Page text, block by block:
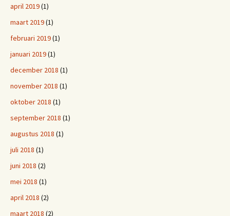
april 2019(1)
maart 2019(1)
februari 2019(1)
januari 2019(1)
december 2018 (1)
november 2018 (1)
oktober 2018 (1)
september 2018 (1)
augustus 2018 (1)
juli 2018 (1)
juni 2018 (2)
mei 2018 (1)
april 2018 (2)
maart 2018 (2)